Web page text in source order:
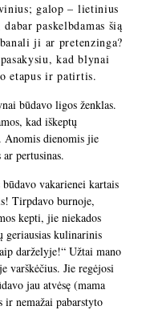
galop – lietinius
paskelbdamas šią
ji ar pretenzinga?
kad blynai
etapus ir patirtis.
būdavo ligos ženklas.
kad iškeptų
Anomis dienomis jie
pertusinas.
vakarienei kartais
Tirpdavo burnoje,
kepti, jie niekados
geriausias kulinarinis
darželyje!“ Užtai mano
varškėčius. Jie regėjosi
jau atvėsę (mama
ir nemažai pabarstyto